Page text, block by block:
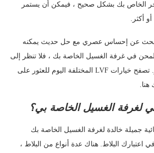
الخاص بك بشكل صحيح ، فيمكن أن يستمر
تبحث عن إحساس عصري مع حل حديث يمكنه
في غرفة الغسيل الخاصة بك ، فلا تنظر إلى
أبعد من الفينيل الفاخر. تصفح خيارات LVF المختلفة اليوم للعثور على
هنا.
لغرفة الغسيل الخاصة بي؟
جميلة خالدة لغرفة الغسيل الخاصة بك
اعتبارك البلاط. هناك عدة أنواع من البلاط ،